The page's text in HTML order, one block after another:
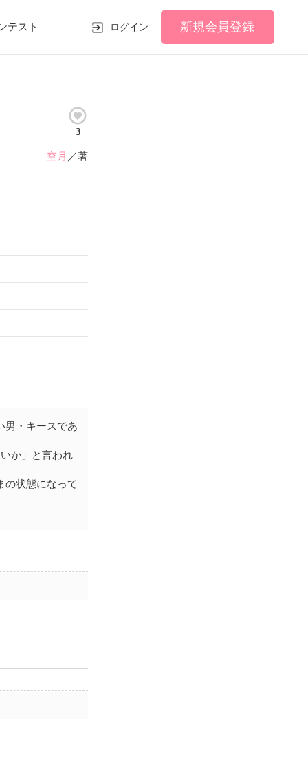
テスト ログイン 新規会員登録
3
空月 ／著
男・キースであ
か」と言われ
の状態になって